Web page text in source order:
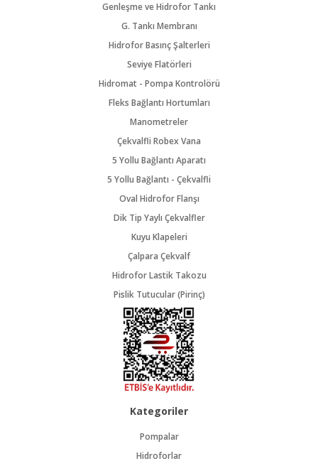
Genleşme ve Hidrofor Tankı
G. Tankı Membranı
Hidrofor Basınç Şalterleri
Seviye Flatörleri
Hidromat - Pompa Kontrolörü
Fleks Bağlantı Hortumları
Manometreler
Çekvalfli Robex Vana
5 Yollu Bağlantı Aparatı
5 Yollu Bağlantı - Çekvalfli
Oval Hidrofor Flanşı
Dik Tip Yaylı Çekvalfler
Kuyu Klapeleri
Çalpara Çekvalf
Hidrofor Lastik Takozu
Pislik Tutucular (Pirinç)
Kategoriler
Pompalar
Hidroforlar